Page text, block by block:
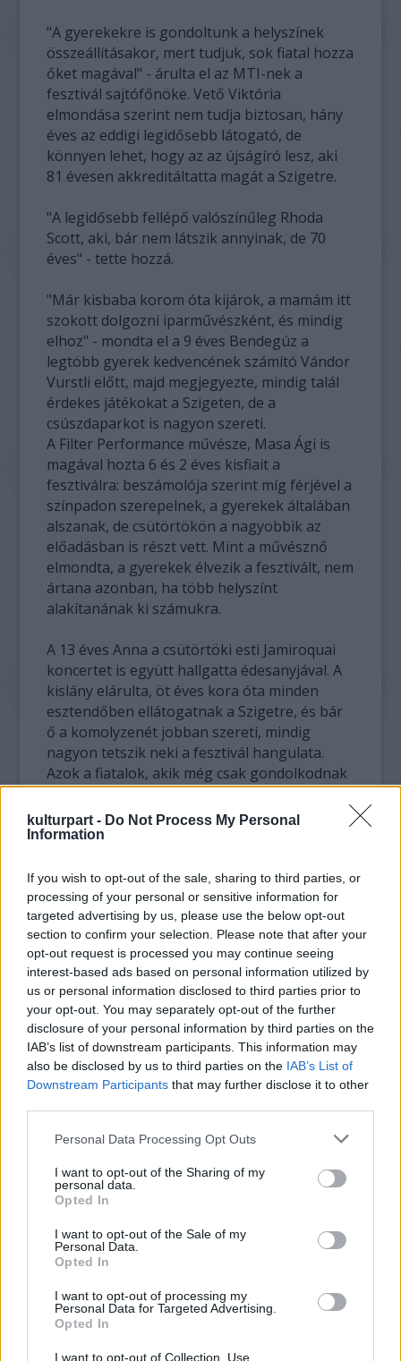
kulturpart - Do Not Process My Personal
Information
If you wish to opt-out of the sale, sharing to third parties, or
processing of your personal or sensitive information for
targeted advertising by us, please use the below opt-out
section to confirm your selection. Please note that after your
opt-out request is processed you may continue seeing
interest-based ads based on personal information utilized by
us or personal information disclosed to third parties prior to
your opt-out. You may separately opt-out of the further
disclosure of your personal information by third parties on the
IAB’s list of downstream participants. This information may
also be disclosed by us to third parties on the IAB’s List of
Downstream Participants that may further disclose it to other
Please note that this website/app uses one or more Google
not limited to your visit or usage behaviour. You may click to
grant or deny consent to Google and its third-party tags to
use your data for below specified purposes in below Google
consent section.
Personal Data Processing Opt Outs
I want to opt-out of the Sharing of my
personal data.
Opted In
I want to opt-out of the Sale of my
Personal Data.
Opted In
I want to opt-out of processing my
Personal Data for Targeted Advertising.
Opted In
I want to opt-out of Collection, Use,
"A gyerekekre is gondoltunk a helyszínek
összeállításakor, mert tudjuk, sok fiatal hozza
őket magával" - árulta el az MTI-nek a
fesztivál sajtófőnöke. Vető Viktória
elmondása szerint nem tudja biztosan, hány
éves az eddigi legidősebb látogató, de
könnyen lehet, hogy az az újságíró lesz, aki
81 évesen akkreditáltatta magát a Szigetre.
"A legidősebb fellépő valószínűleg Rhoda
Scott, aki, bár nem látszik annyinak, de 70
éves" - tette hozzá.
"Már kisbaba korom óta kijárok, a mamám itt
szokott dolgozni iparművészként, és mindig
elhoz" - mondta el a 9 éves Bendegúz a
legtöbb gyerek kedvencének számító Vándor
Vurstli előtt, majd megjegyezte, mindig talál
érdekes játékokat a Szigeten, de a
csúszdaparkot is nagyon szereti.
A Filter Performance művésze, Masa Ági is
magával hozta 6 és 2 éves kisfiait a
fesztiválra: beszámolója szerint míg férjével a
színpadon szerepelnek, a gyerekek általában
alszanak, de csütörtökön a nagyobbik az
előadásban is részt vett. Mint a művésznő
elmondta, a gyerekek élvezik a fesztivált, nem
ártana azonban, ha több helyszínt
alakítanának ki számukra.
A 13 éves Anna a csütörtöki esti Jamiroquai
koncertet is együtt hallgatta édesanyjával. A
kislány elárulta, öt éves kora óta minden
esztendőben ellátogatnak a Szigetre, és bár
ő a komolyzenét jobban szereti, mindig
nagyon tetszik neki a fesztivál hangulata.
Azok a fiatalok, akik még csak gondolkodnak
a családalapításon, a Szigeten házasságot is
köthetnek. Természetesen ez a frigy nem
hivatalos, csak a fesztivál végéig "érvényes",
éppen ezért - rendkívül népszerű, magyarok
és külföldiek körében egyaránt. Egy sátorból
kilépő fiatal pár elmondta: bent az
anyakönyvvezetőnek öltözött lányok a
hivatalos procedúrát idézően adják össze
őket.
Egy német pár hatalmas násznéppel hagyta
el a sátrat. A vidámságát cseppet sem titkoló
társaság a hagyományos külsőségeket is
igyekezett felidézni: rizs helyett szotyolát
married" felirattal.
Sokan háziállataikat is magukkal viszik a
Szigetre: Malinóczki Tamás, REX alapítvány
sátorvezetője beszámolt arról, hogy több
mint 50 kutyát regisztráltak a bejáratoknál,
ami azt jelenti, hogy a négylábúaknak
érvényes oltási könyvvel, azonosító jellel kell
rendelkezniük és a gazda telefonszámával
ellátott bilétát kell viselniük.
A Szigeten elveszett kutyákat, amennyiben a